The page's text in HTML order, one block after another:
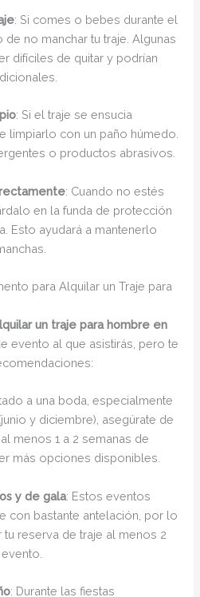
: Si comes o bebes durante el
no manchar tu traje. Algunas
difíciles de quitar y podrían
: Si el traje se ensucia
limpiarlo con un paño húmedo.
o productos abrasivos.
: Cuando no estés
en la funda de protección
Esto ayudará a mantenerlo
para Alquilar un Traje para
un traje para hombre en
evento al que asistirás, pero te
a una boda, especialmente
y diciembre), asegúrate de
menos 1 a 2 semanas de
más opciones disponibles.
y de gala: Estos eventos
con bastante antelación, por lo
reserva de traje al menos 2
: Durante las fiestas